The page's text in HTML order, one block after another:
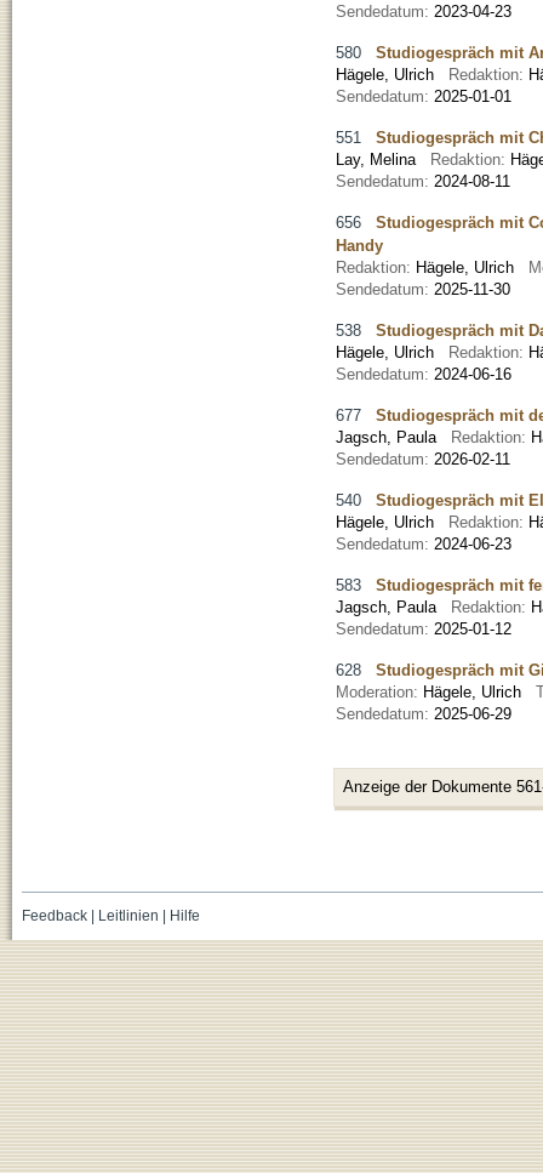
Sendedatum: 2023-04-23
580 Studiogespräch mit
Hägele, Ulrich
Redaktion:
Sendedatum: 2025-01-01
551 Studiogespräch mit
Lay, Melina
Redaktion:
Sendedatum: 2024-08-11
656 Studiogespräch mit
Handy
Redaktion: Hägele, Ulrich
Sendedatum: 2025-11-30
538 Studiogespräch mit
Hägele, Ulrich
Redaktion:
Sendedatum: 2024-06-16
677 Studiogespräch mit
Jagsch, Paula
Redaktion:
Sendedatum: 2026-02-11
540 Studiogespräch mit
Hägele, Ulrich
Redaktion:
Sendedatum: 2024-06-23
583 Studiogespräch mit
Jagsch, Paula
Redaktion:
Sendedatum: 2025-01-12
628 Studiogespräch mit
Moderation: Hägele, Ulrich
Sendedatum: 2025-06-29
Anzeige der Dokumente
Feedback| Leitlinien | Hilfe